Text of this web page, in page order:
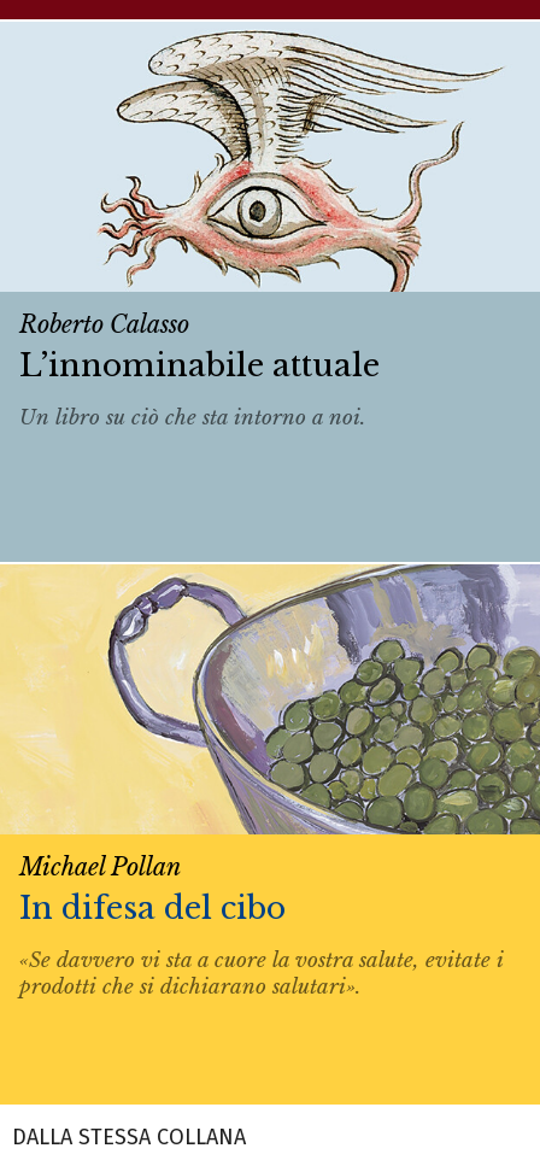
Roberto Calasso
L’innominabile attuale
Un libro su ciò che sta intorno a noi.
Michael Pollan
In difesa del cibo
«Se davvero vi sta a cuore la vostra salute, evitate i
prodotti che si dichiarano salutari».
DALLA STESSA COLLANA